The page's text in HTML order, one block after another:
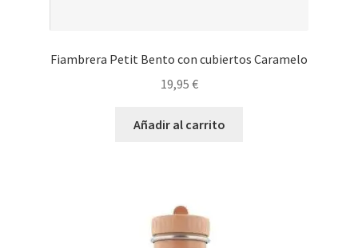
Fiambrera Petit Bento con cubiertos Caramelo
19,95 €
Añadir al carrito